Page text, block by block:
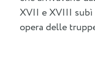
XVII e XVIII subì
opera delle